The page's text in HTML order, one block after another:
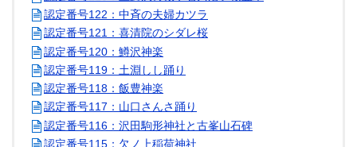
認定番号122：中斉の夫婦カツラ
認定番号121：喜清院のシダレ桜
認定番号120：鱒沢神楽
認定番号119：土淵しし踊り
認定番号118：飯豊神楽
認定番号117：山口さんさ踊り
認定番号116：沢田駒形神社と古峯山石碑
認定番号115：欠ノ上稲荷神社